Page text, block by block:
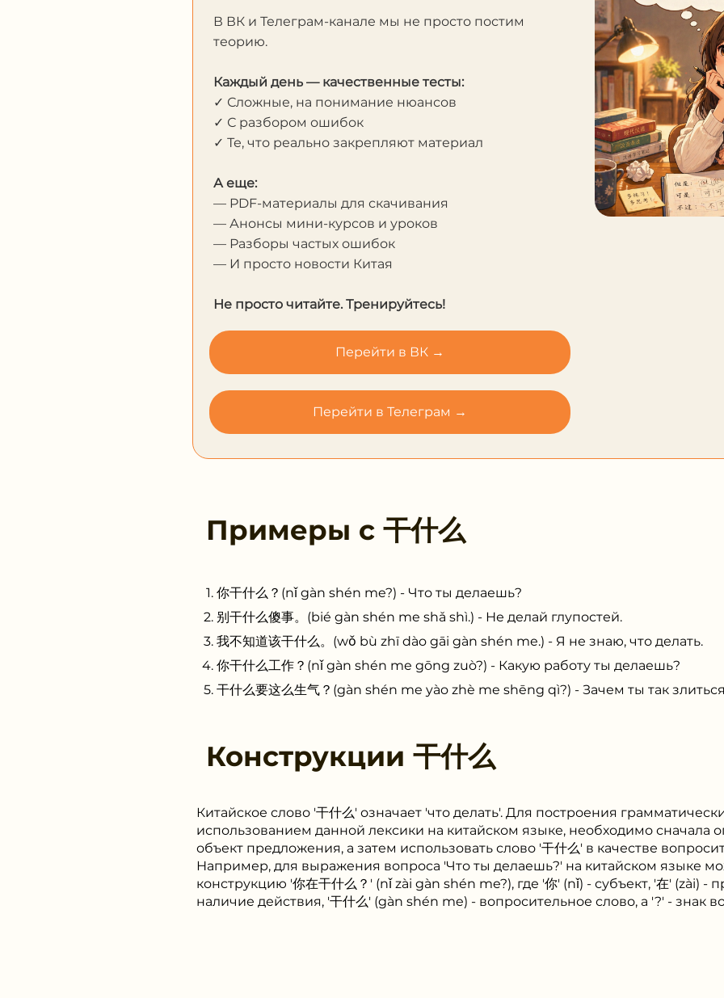
В ВК и Телеграм-канале мы не просто постим
теорию.
Каждый день — качественные тесты:
✓ Сложные, на понимание нюансов
✓ С разбором ошибок
✓ Те, что реально закрепляют материал
А еще:
— PDF-материалы для скачивания
— Анонсы мини-курсов и уроков
— Разборы частых ошибок
— И просто новости Китая
Не просто читайте. Тренируйтесь!
Перейти в ВК →
Перейти в Телеграм →
Примеры с 干什么
你干什么？(nǐ gàn shén me?) - Что ты делаешь?
别干什么傻事。(bié gàn shén me shǎ shì.) - Не делай глупостей.
我不知道该干什么。(wǒ bù zhī dào gāi gàn shén me.) - Я не знаю, что делать.
你干什么工作？(nǐ gàn shén me gōng zuò?) - Какую работу ты делаешь?
干什么要这么生气？(gàn shén me yào zhè me shēng qì?) - Зачем ты так
Конструкции 干什么
Китайское слово '干什么' означает 'что делать'. Для построения
использованием данной лексики на китайском языке, необходимо сначала
объект предложения, а затем использовать слово '干什么' в качестве
Например, для выражения вопроса 'Что ты делаешь?' на китайском языке
конструкцию '你在干什么？' (nǐ zài gàn shén me?), где '你' (nǐ) - субъект, '在' (zài)
наличие действия, '干什么' (gàn shén me) - вопросительное слово, а '?' - знак